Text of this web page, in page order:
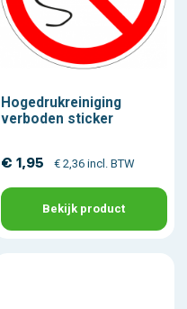
Hogedrukreiniging
verboden sticker
€ 1,95 € 2,36 incl. BTW
Bekijk product